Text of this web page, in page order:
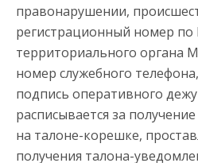
правонарушении,
регистрационный номер
территориального органа
номер служебного
подпись оперативного
расписывается за
на талоне-корешке,
получения талона-